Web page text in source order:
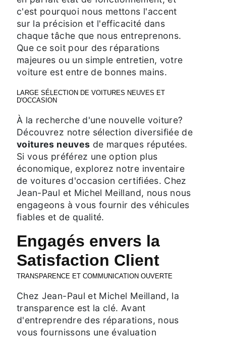
c'est pourquoi nous mettons l'accent
sur la précision et l'efficacité dans
chaque tâche que nous entreprenons.
Que ce soit pour des réparations
majeures ou un simple entretien, votre
voiture est entre de bonnes mains.
LARGE SÉLECTION DE VOITURES NEUVES ET
D'OCCASION
À la recherche d'une nouvelle voiture?
Découvrez notre sélection diversifiée de
voitures neuves de marques réputées.
Si vous préférez une option plus
économique, explorez notre inventaire
de voitures d'occasion certifiées. Chez
Jean-Paul et Michel Meilland, nous nous
engageons à vous fournir des véhicules
fiables et de qualité.
Engagés envers la
Satisfaction Client
TRANSPARENCE ET COMMUNICATION OUVERTE
Chez Jean-Paul et Michel Meilland, la
transparence est la clé. Avant
d'entreprendre des réparations, nous
vous fournissons une évaluation